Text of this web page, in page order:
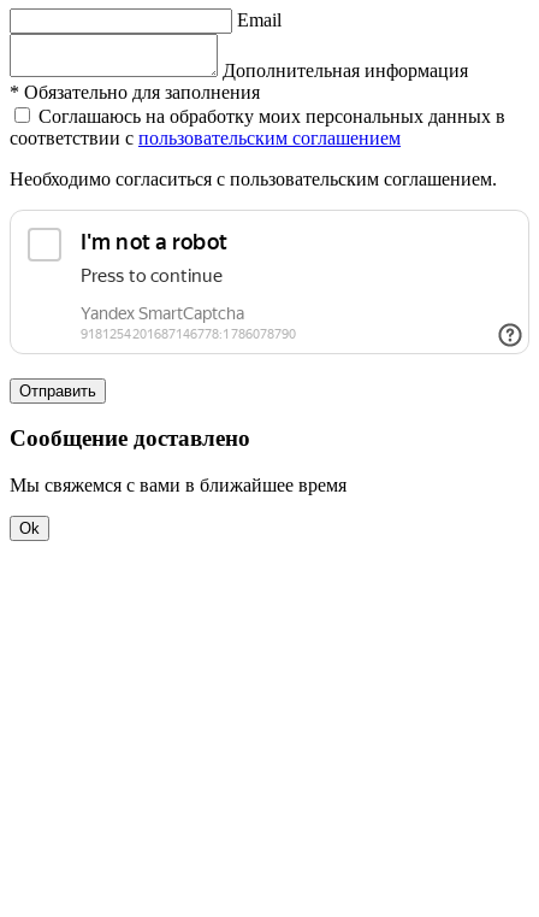
Email
Дополнительная информация
* Обязательно для заполнения
Соглашаюсь на обработку моих персональных данных в
соответствии с пользовательским соглашением
Необходимо согласиться с пользовательским соглашением.
Отправить
Сообщение доставлено
Мы свяжемся с вами в ближайшее время
Ok